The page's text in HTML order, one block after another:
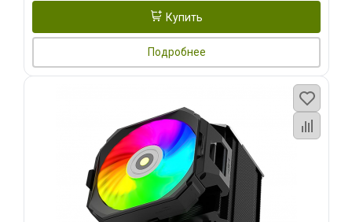
Купить
Подробнее